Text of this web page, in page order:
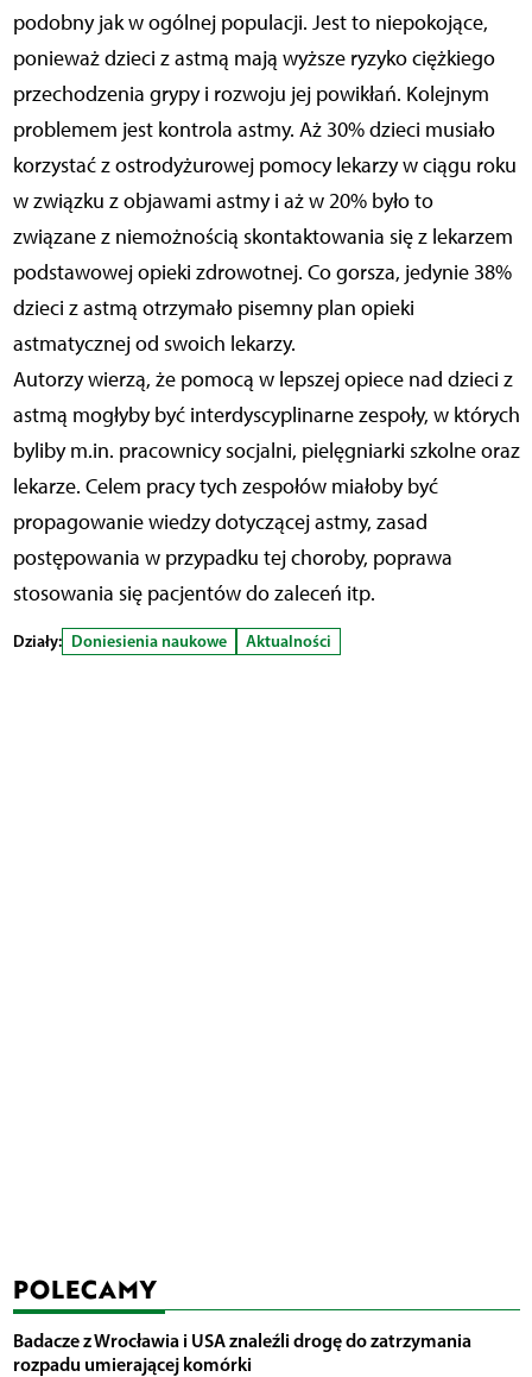
podobny jak w ogólnej populacji. Jest to niepokojące,
ponieważ dzieci z astmą mają wyższe ryzyko ciężkiego
przechodzenia grypy i rozwoju jej powikłań. Kolejnym
problemem jest kontrola astmy. Aż 30% dzieci musiało
korzystać z ostrodyżurowej pomocy lekarzy w ciągu roku
w związku z objawami astmy i aż w 20% było to
związane z niemożnością skontaktowania się z lekarzem
podstawowej opieki zdrowotnej. Co gorsza, jedynie 38%
dzieci z astmą otrzymało pisemny plan opieki
astmatycznej od swoich lekarzy.
Autorzy wierzą, że pomocą w lepszej opiece nad dzieci z
astmą mogłyby być interdyscyplinarne zespoły, w których
byliby m.in. pracownicy socjalni, pielęgniarki szkolne oraz
lekarze. Celem pracy tych zespołów miałoby być
propagowanie wiedzy dotyczącej astmy, zasad
postępowania w przypadku tej choroby, poprawa
stosowania się pacjentów do zaleceń itp.
Działy: Doniesienia naukowe Aktualności
POLECAMY
Badacze z Wrocławia i USA znaleźli drogę do zatrzymania
rozpadu umierającej komórki